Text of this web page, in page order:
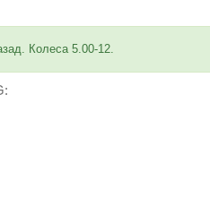
Колеса 5.00-12.